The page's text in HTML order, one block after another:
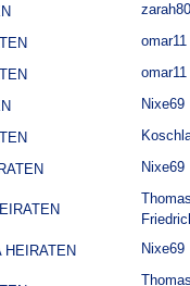
zarah80
omar11
omar11
Nixe69
Nixe69
HEIRATEN
Nixe69